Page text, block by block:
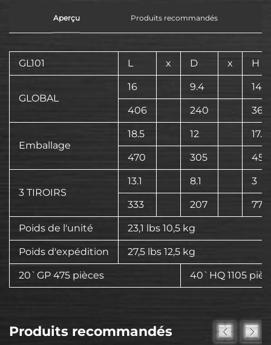
Aperçu Produits recommandés
GL101 L x D x H
GLOBAL
16 9.4 14.1
406 240 360
Emballage
18.5 12 17.9
470 305 455
3 TIROIRS
13.1 8.1 3
333 207 77
Poids de l'unité 23,1 lbs 10,5 kg
Poids d'expédition 27,5 lbs 12,5 kg
20`GP 475 pièces 40`HQ 1105
Produits recommandés